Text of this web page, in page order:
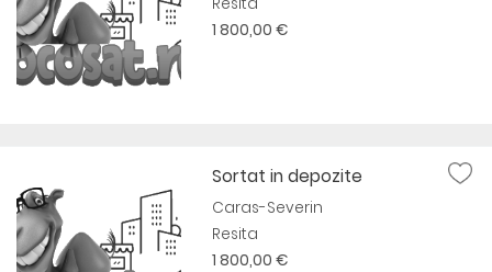
1 800,00 €
Sortat in depozite
Caras-Severin
Resita
1 800,00 €